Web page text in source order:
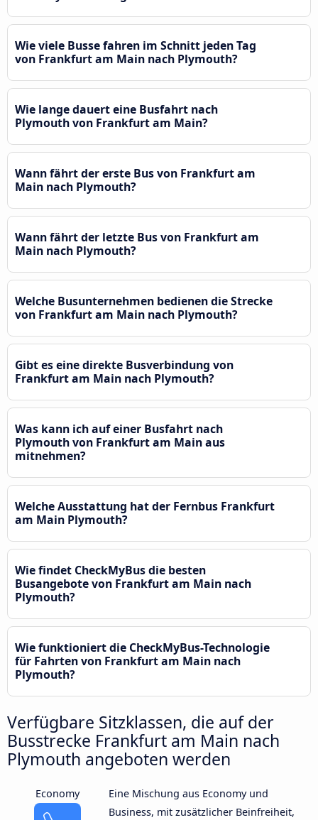
Wie viele Busse fahren im Schnitt jeden Tag
von Frankfurt am Main nach Plymouth?
Wie lange dauert eine Busfahrt nach
Plymouth von Frankfurt am Main?
Wann fährt der erste Bus von Frankfurt am
Main nach Plymouth?
Wann fährt der letzte Bus von Frankfurt am
Main nach Plymouth?
Welche Busunternehmen bedienen die Strecke
von Frankfurt am Main nach Plymouth?
Gibt es eine direkte Busverbindung von
Frankfurt am Main nach Plymouth?
Was kann ich auf einer Busfahrt nach
Plymouth von Frankfurt am Main aus
mitnehmen?
Welche Ausstattung hat der Fernbus Frankfurt
am Main Plymouth?
Wie findet CheckMyBus die besten
Busangebote von Frankfurt am Main nach
Plymouth?
Wie funktioniert die CheckMyBus-Technologie
für Fahrten von Frankfurt am Main nach
Plymouth?
Verfügbare Sitzklassen, die auf der
Busstrecke Frankfurt am Main nach
Plymouth angeboten werden
Economy
Eine Mischung aus Economy und
Business, mit zusätzlicher Beinfreiheit,